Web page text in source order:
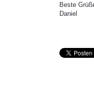
Beste
Daniel